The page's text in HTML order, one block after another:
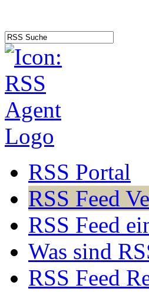
RSS Portal
RSS Feed
RSS Feed
Was sind
RSS Feed